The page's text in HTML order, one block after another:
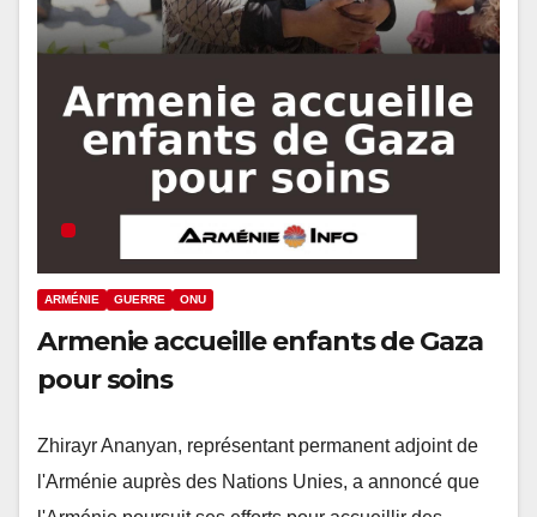
ARMÉNIE GUERRE ONU
Armenie accueille enfants de Gaza
pour soins
Zhirayr Ananyan, représentant permanent adjoint de
l'Arménie auprès des Nations Unies, a annoncé que